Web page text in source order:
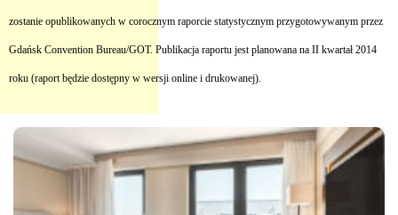
zostanie opublikowanych w corocznym raporcie statystycznym przygotowywanym przez
Gdańsk Convention Bureau/GOT. Publikacja raportu jest planowana na II kwartał 2014
roku (raport będzie dostępny w wersji online i drukowanej).